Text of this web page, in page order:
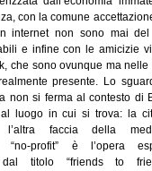
con la comune
internet non sono mai del
e infine con le amicizie
che sono ovunque ma nelle
presente. Lo
non si ferma al contesto di
luogo in cui si trova: la
l’altra faccia della
“no-profit” è l’opera
titolo “friends to